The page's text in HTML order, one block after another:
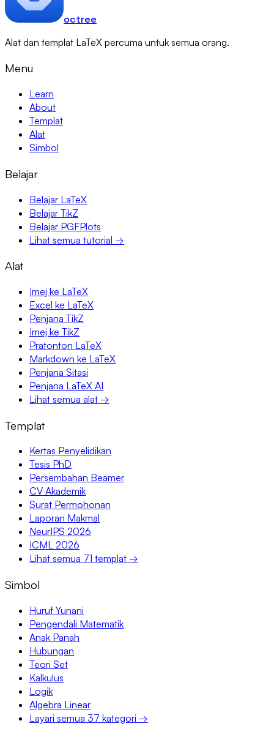
octree
Alat dan templat LaTeX percuma untuk semua orang.
Menu
Learn
About
Templat
Alat
Simbol
Belajar
Belajar LaTeX
Belajar TikZ
Belajar PGFPlots
Lihat semua tutorial →
Alat
Imej ke LaTeX
Excel ke LaTeX
Penjana TikZ
Imej ke TikZ
Pratonton LaTeX
Markdown ke LaTeX
Penjana Sitasi
Penjana LaTeX AI
Lihat semua alat →
Templat
Kertas Penyelidikan
Tesis PhD
Persembahan Beamer
CV Akademik
Surat Permohonan
Laporan Makmal
NeurIPS 2026
ICML 2026
Lihat semua 71 templat →
Simbol
Huruf Yunani
Pengendali Matematik
Anak Panah
Hubungan
Teori Set
Kalkulus
Logik
Algebra Linear
Layari semua 37 kategori →